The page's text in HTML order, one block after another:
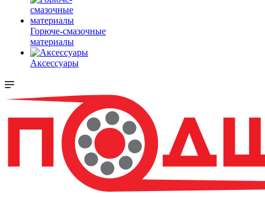
Горюче-смазочные
материалы
Аксессуары